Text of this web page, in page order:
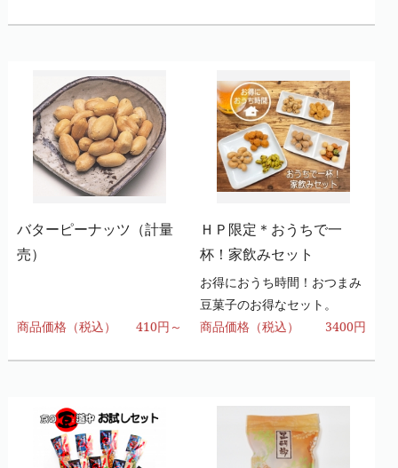
バターピーナッツ（計量
売）
商品価格（税込） 410円～
ＨＰ限定＊おうちで一
杯！家飲みセット
お得におうち時間！おつまみ
豆菓子のお得なセット。
商品価格（税込）
3400円